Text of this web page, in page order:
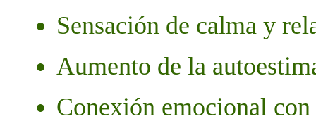
Sensación de calma y
Aumento de la
Conexión emocional